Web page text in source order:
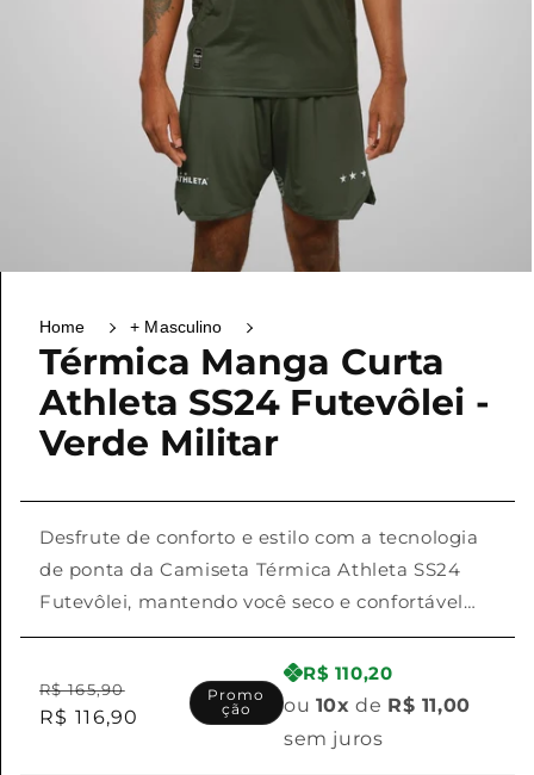
Home + Masculino
Térmica Manga Curta
Athleta SS24 Futevôlei -
Verde Militar
Desfrute de conforto e estilo com a tecnologia
de ponta da Camiseta Térmica Athleta SS24
Futevôlei, mantendo você seco e confortável
durante o jogo. Ideal para futevôlei!
Preço
normal
R$ 165,90
Preço
promocional
R$ 116,90
Promo
ção
ou 10x de R$ 11,00
sem juros
R$ 110,20